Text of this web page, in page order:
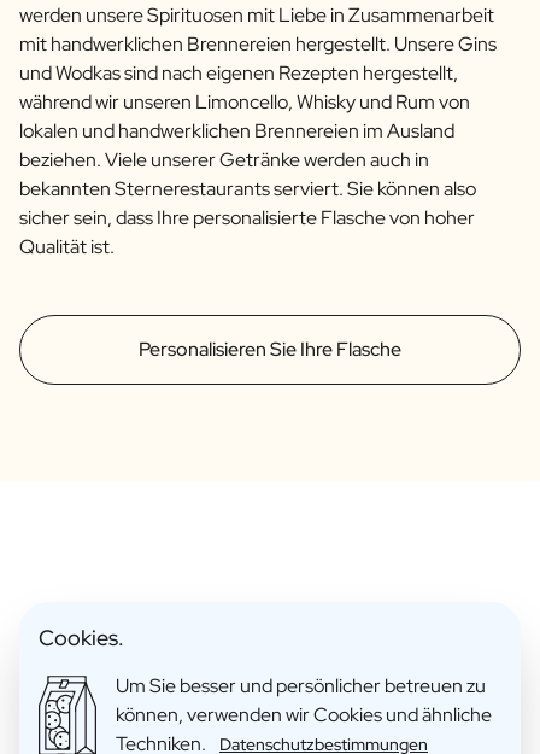
Personalisieren Sie Ihre Flasche
werden unsere Spirituosen mit Liebe in Zusammenarbeit
mit handwerklichen Brennereien hergestellt. Unsere Gins
und Wodkas sind nach eigenen Rezepten hergestellt,
während wir unseren Limoncello, Whisky und Rum von
lokalen und handwerklichen Brennereien im Ausland
beziehen. Viele unserer Getränke werden auch in
bekannten Sternerestaurants serviert. Sie können also
sicher sein, dass Ihre personalisierte Flasche von hoher
Qualität ist.
So Viele Zufriedene Kunden
Cookies.
Um Sie besser und persönlicher betreuen zu
können, verwenden wir Cookies und ähnliche
Techniken.
Datenschutzbestimmungen